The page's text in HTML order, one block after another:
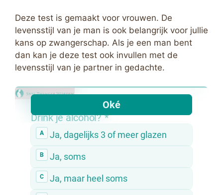
Deze test is gemaakt voor vrouwen. De
levensstijl van je man is ook belangrijk voor jullie
kans op zwangerschap. Als je een man bent
dan kan je deze test ook invullen met de
levensstijl van je partner in gedachte.